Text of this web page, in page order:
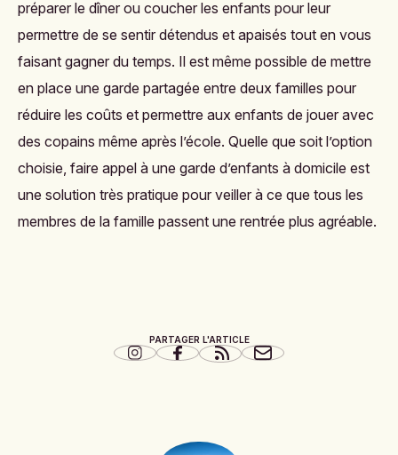
préparer le dîner ou coucher les enfants pour leur
permettre de se sentir détendus et apaisés tout en vous
faisant gagner du temps. Il est même possible de mettre
en place une garde partagée entre deux familles pour
réduire les coûts et permettre aux enfants de jouer avec
des copains même après l’école. Quelle que soit l’option
choisie, faire appel à une garde d’enfants à domicile est
une solution très pratique pour veiller à ce que tous les
membres de la famille passent une rentrée plus agréable.
PARTAGER L'ARTICLE